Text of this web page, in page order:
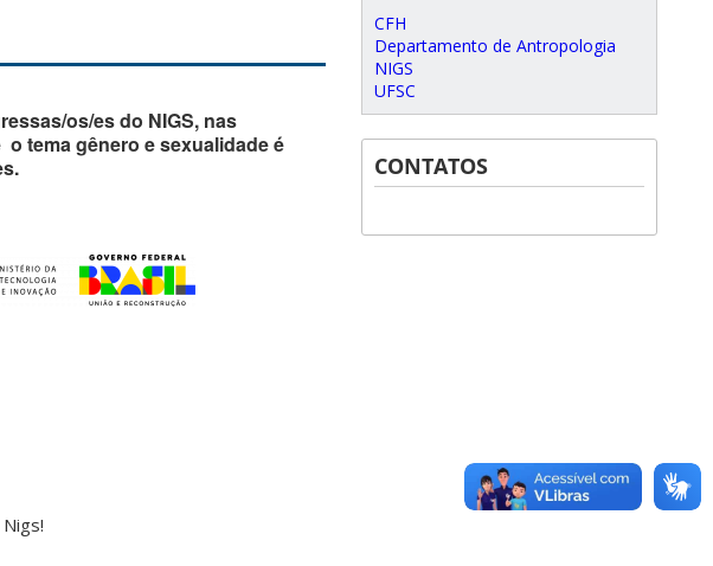
os/es do NIGS, nas
tema gênero e sexualidade é
CFH
Departamento de Antropologia
NIGS
UFSC
CONTATOS